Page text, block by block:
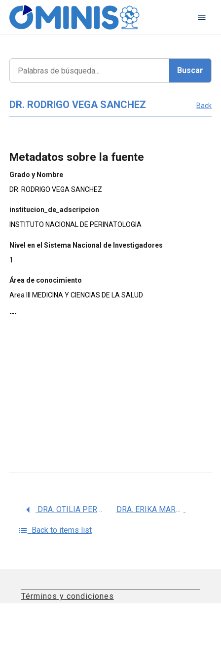
DR. RODRIGO VEGA SANCHEZ Back
Metadatos sobre la fuente
Grado y Nombre
DR. RODRIGO VEGA SANCHEZ
institucion_de_adscripcion
INSTITUTO NACIONAL DE PERINATOLOGIA
Nivel en el Sistema Nacional de Investigadores
1
Área de conocimiento
Area III MEDICINA Y CIENCIAS DE LA SALUD
---
DRA. OTILIA PERICHART PERERA DRA. ERIKA MARCELA OSORIO VALENCIA
Back to items list
Términos y condiciones